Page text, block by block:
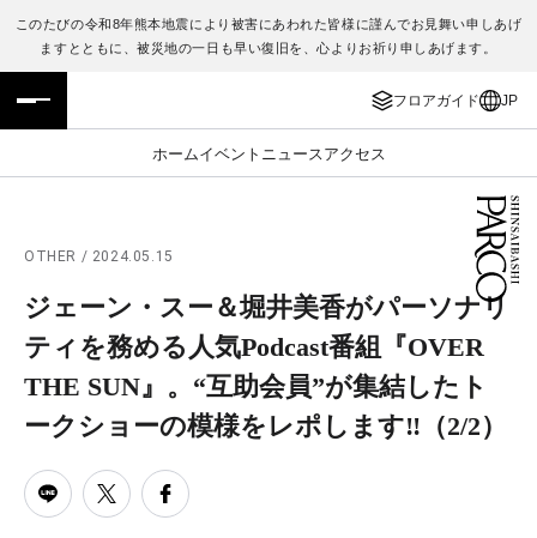
このたびの令和8年熊本地震により被害にあわれた皆様に謹んでお見舞い申しあげ
ますとともに、被災地の一日も早い復旧を、心よりお祈り申しあげます。
フロアガイド JP
ホームイベント ニュース アクセス
フロアガイド
施設案内・アクセス
レストラン・カフェ
TAX FREE
PARCOメンバーズ
JP
ENGLISH
繁体字
ภาษาไทย
日本語
OTHER / 2024.05.15
ジェーン・スー＆堀井美香がパーソナリ
ティを務める人気Podcast番組『OVER
THE SUN』。“互助会員”が集結したト
ークショーの模様をレポします‼︎ （2/2）